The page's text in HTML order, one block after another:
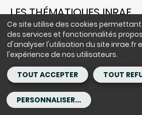
Ce site utilise des cookies
des services et fonctionnalités
d'analyser l'utilisation du site inrae.fr
l'expérience de nos utilisateurs.
PERSONNALISER...
TOUT ACCEPTER TOUT
LES THÉMATIQUES INRAE
INNOVATION
EXPERTISE ET APPUI AUX
POLITIQUES PUBLIQUES
L'INSTITUT
ESPACE PEDAGOGIQUE
LA SCIENCE ET VOUS